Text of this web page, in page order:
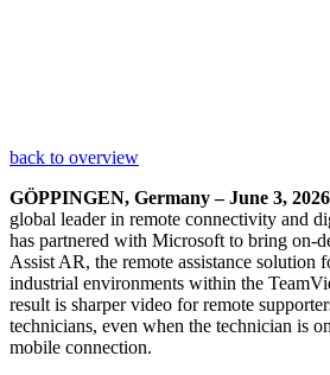
back to overview
GÖPPINGEN, Germany – June 3, 2026
global leader in remote connectivity and
has partnered with Microsoft to bring on-
Assist AR, the remote assistance solution
industrial environments within the
result is sharper video for remote
technicians, even when the technician is
mobile connection.